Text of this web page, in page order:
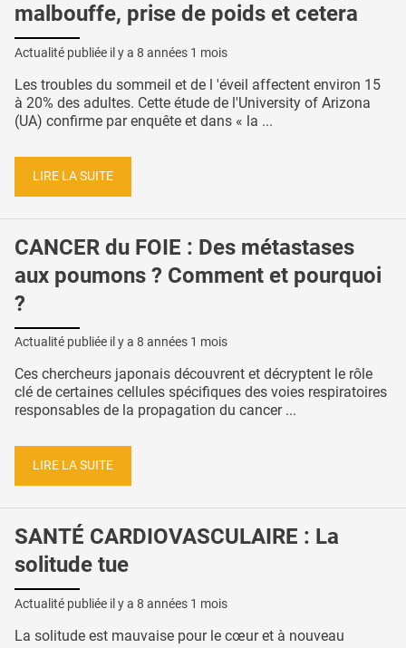
malbouffe, prise de poids et cetera
Actualité publiée il y a 8 années 1 mois
Les troubles du sommeil et de l 'éveil affectent environ 15
à 20% des adultes. Cette étude de l'University of Arizona
(UA) confirme par enquête et dans « la ...
LIRE LA SUITE
CANCER du FOIE : Des métastases
aux poumons ? Comment et pourquoi
?
Actualité publiée il y a 8 années 1 mois
Ces chercheurs japonais découvrent et décryptent le rôle
clé de certaines cellules spécifiques des voies respiratoires
responsables de la propagation du cancer ...
LIRE LA SUITE
SANTÉ CARDIOVASCULAIRE : La
solitude tue
Actualité publiée il y a 8 années 1 mois
La solitude est mauvaise pour le cœur et à nouveau